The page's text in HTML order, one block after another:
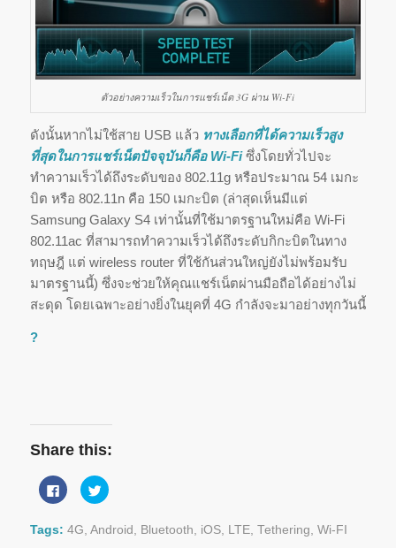
ตัวอย่างความเร็วในการแชร์เน็ต 3G ผ่าน Wi-Fi
ดังนั้นหากไม่ใช้สาย USB แล้ว ทางเลือกที่ได้ความเร็วสูง
ที่สุดในการแชร์เน็ตปัจจุบันก็คือ Wi-Fi ซึ่งโดยทั่วไปจะ
ทำความเร็วได้ถึงระดับของ 802.11g หรือประมาณ 54 เมกะ
บิต หรือ 802.11n คือ 150 เมกะบิต (ล่าสุดเห็นมีแต่
Samsung Galaxy S4 เท่านั้นที่ใช้มาตรฐานใหม่คือ Wi-Fi
802.11ac ที่สามารถทำความเร็วได้ถึงระดับกิกะบิตในทาง
ทฤษฎี แต่ wireless router ที่ใช้กันส่วนใหญ่ยังไม่พร้อมรับ
มาตรฐานนี้) ซึ่งจะช่วยให้คุณแชร์เน็ตผ่านมือถือได้อย่างไม่
สะดุด โดยเฉพาะอย่างยิ่งในยุคที่ 4G กำลังจะมาอย่างทุกวันนี้
?
Share this:
Click
to
share
Facebook
(Opens
Click
to
Twitter
(Opens
Tags: 4G, Android , Bluetooth, iOS, LTE, Tethering, Wi-FI